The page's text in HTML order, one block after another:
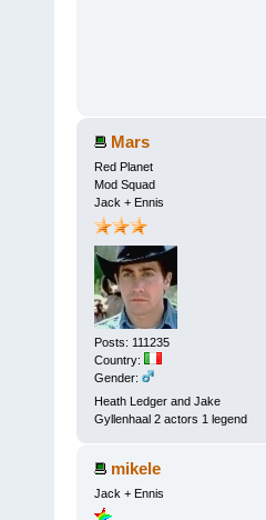
Mars
Red Planet
Mod Squad
Jack + Ennis
Posts: 111235
Country:
Gender:
Heath Ledger and Jake
Gyllenhaal 2 actors 1 legend
mikele
Jack + Ennis